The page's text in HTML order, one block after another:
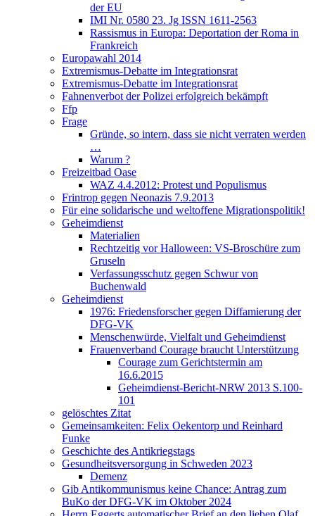
der EU
IMI Nr. 0580 23. Jg ISSN 1611-2563
Rassismus in Europa: Deportation der Roma in
Frankreich
Europawahl 2014
Extremismus-Debatte im Integrationsrat
Extremismus-Debatte im Integrationsrat
Fahnenverbot der Polizei erfolgreich bekämpft
Ffp
Frage
Gründe, so intern, dass sie nicht verraten werden
…
Warum ?
Freizeitbad Oase
WAZ 4.4.2012: Protest und Populismus
Frintrop gegen Neonazis 7.9.2013
Für eine solidarische und weltoffene Migrationspolitik!
Geheimdienst
Materialien
Rechtzeitig vor Halloween: VS-Broschüre zum
Gruseln
Verfassungsschutz gegen Schwur von
Buchenwald
Geheimdienst
1976: Friedensforscher gegen Diffamierung der
DFG-VK
Menschenwürde, Vielfalt und Geheimdienst
Frauenverband Courage braucht Unterstützung
Courage zum Gerichtstermin am
16.6.2015
Geheimdienst-Bericht-NRW 2013 S.100-
101
gelöschtes Zitat
Gemeinsamkeiten: Felix Oekentorp und Reinhard
Funke
Geschichte des Antikriegstags
Gesundheitsversorgung in Schweden 2023
Demenz
Gib Antikommunismus keine Chance: Antrag zum
BuKo der DFG-VK im Oktober 2024